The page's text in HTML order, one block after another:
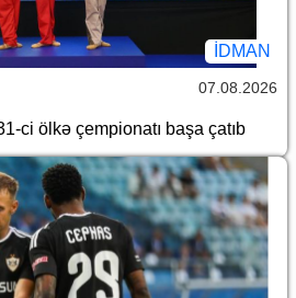
İDMAN
07.08.2026
ci ölkə çempionatı başa çatıb